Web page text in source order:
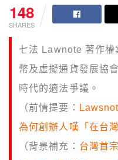
148
SHARES
七法 Lawnote 著作權
幣及虛擬通貨發展協
時代的適法爭議。
（前情提要：
為何創辦人嘆「在台
（背景補充： 台灣首